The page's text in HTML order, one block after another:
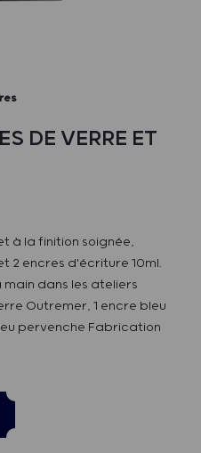
DE VERRE ET
à la finition soignée,
2 encres d'écriture 10ml.
dans les ateliers
Outremer, 1 encre bleu
pervenche Fabrication